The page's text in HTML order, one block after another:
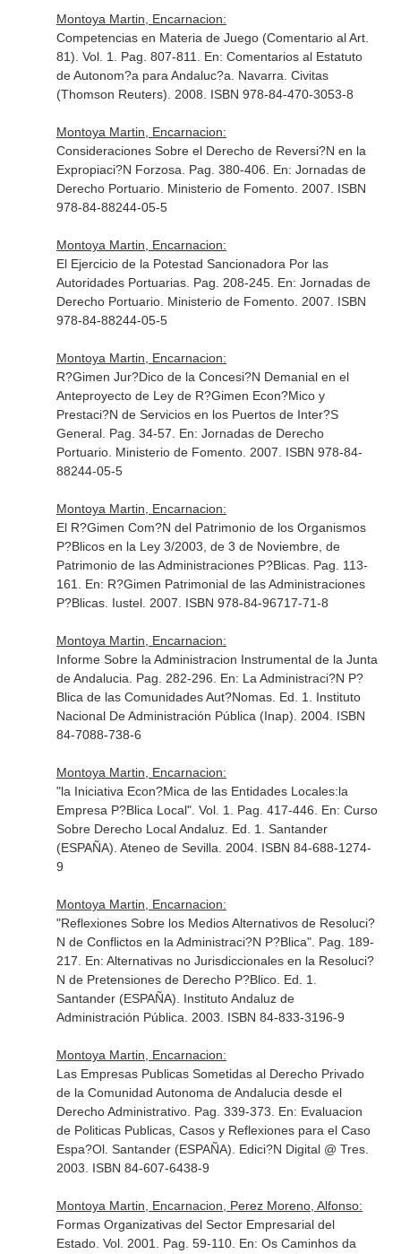
Montoya Martin, Encarnacion:
Competencias en Materia de Juego (Comentario al Art.
81). Vol. 1. Pag. 807-811. En: Comentarios al Estatuto
de Autonom?a para Andaluc?a . Navarra. Civitas
(Thomson Reuters). 2008. ISBN 978-84-470-3053-8
Montoya Martin, Encarnacion:
Consideraciones Sobre el Derecho de Reversi?N en la
Expropiaci?N Forzosa. Pag. 380-406. En: Jornadas de
Derecho Portuario. Ministerio de Fomento. 2007. ISBN
978-84-88244-05-5
Montoya Martin, Encarnacion:
El Ejercicio de la Potestad Sancionadora Por las
Autoridades Portuarias. Pag. 208-245. En: Jornadas de
Derecho Portuario. Ministerio de Fomento. 2007. ISBN
978-84-88244-05-5
Montoya Martin, Encarnacion:
R?Gimen Jur?Dico de la Concesi?N Demanial en el
Anteproyecto de Ley de R?Gimen Econ?Mico y
Prestaci?N de Servicios en los Puertos de Inter?S
General. Pag. 34-57. En: Jornadas de Derecho
Portuario. Ministerio de Fomento. 2007. ISBN 978-84-
88244-05-5
Montoya Martin, Encarnacion:
El R?Gimen Com?N del Patrimonio de los Organismos
P?Blicos en la Ley 3/2003, de 3 de Noviembre, de
Patrimonio de las Administraciones P?Blicas. Pag. 113-
161. En: R?Gimen Patrimonial de las Administraciones
P?Blicas. Iustel. 2007. ISBN 978-84-96717-71-8
Montoya Martin, Encarnacion:
Informe Sobre la Administracion Instrumental de la Junta
de Andalucia. Pag. 282-296. En: La Administraci?N P?
Blica de las Comunidades Aut?Nomas. Ed. 1. Instituto
Nacional De Administración Pública (Inap). 2004. ISBN
84-7088-738-6
Montoya Martin, Encarnacion:
"la Iniciativa Econ?Mica de las Entidades Locales:la
Empresa P?Blica Local". Vol. 1. Pag. 417-446. En: Curso
Sobre Derecho Local Andaluz. Ed. 1. Santander
(ESPAÑA). Ateneo de Sevilla. 2004. ISBN 84-688-1274-
9
Montoya Martin, Encarnacion:
"Reflexiones Sobre los Medios Alternativos de Resoluci?
N de Conflictos en la Administraci?N P?Blica". Pag. 189-
217. En: Alternativas no Jurisdiccionales en la Resoluci?
N de Pretensiones de Derecho P?Blico. Ed. 1.
Santander (ESPAÑA). Instituto Andaluz de
Administración Pública. 2003. ISBN 84-833-3196-9
Montoya Martin, Encarnacion:
Las Empresas Publicas Sometidas al Derecho Privado
de la Comunidad Autonoma de Andalucia desde el
Derecho Administrativo. Pag. 339-373. En: Evaluacion
de Politicas Publicas, Casos y Reflexiones para el Caso
Espa?Ol. Santander (ESPAÑA). Edici?N Digital @ Tres.
2003. ISBN 84-607-6438-9
Montoya Martin, Encarnacion, Perez Moreno, Alfonso:
Formas Organizativas del Sector Empresarial del
Estado. Vol. 2001. Pag. 59-110. En: Os Caminhos da